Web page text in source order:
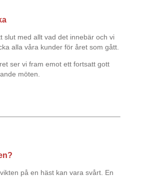
slut med allt vad det innebär och vi
alla våra kunder för året som gått.
ser vi fram emot ett fortsatt gott
möten.
på en häst kan vara svårt. En